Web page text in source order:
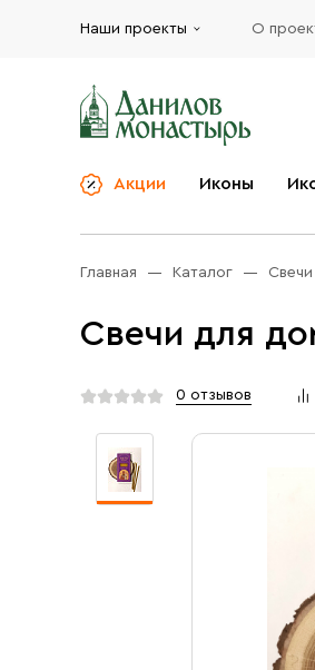
Наши проекты О
Акции Иконы
Церковная
Бренды
Услуги
Главная Каталог Свечи
Свечи для
0 отзывов